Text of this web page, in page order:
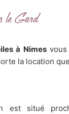
le Gard
à Nimesvous
la location
est situé